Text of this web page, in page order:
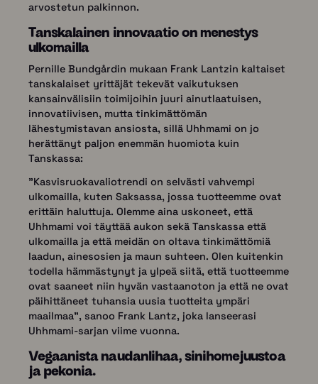
arvostetun palkinnon.
Tanskalainen innovaatio on menestys
ulkomailla
Pernille Bundgårdin mukaan Frank Lantzin kaltaiset
tanskalaiset yrittäjät tekevät vaikutuksen
kansainvälisiin toimijoihin juuri ainutlaatuisen,
innovatiivisen, mutta tinkimättömän
lähestymistavan ansiosta, sillä Uhhmami on jo
herättänyt paljon enemmän huomiota kuin
Tanskassa:
"Kasvisruokavaliotrendi on selvästi vahvempi
ulkomailla, kuten Saksassa, jossa tuotteemme ovat
erittäin haluttuja. Olemme aina uskoneet, että
Uhhmami voi täyttää aukon sekä Tanskassa että
ulkomailla ja että meidän on oltava tinkimättömiä
laadun, ainesosien ja maun suhteen. Olen kuitenkin
todella hämmästynyt ja ylpeä siitä, että tuotteemme
ovat saaneet niin hyvän vastaanoton ja että ne ovat
päihittäneet tuhansia uusia tuotteita ympäri
maailmaa", sanoo Frank Lantz, joka lanseerasi
Uhhmami-sarjan viime vuonna.
Vegaanista naudanlihaa, sinihomejuustoa
ja pekonia.